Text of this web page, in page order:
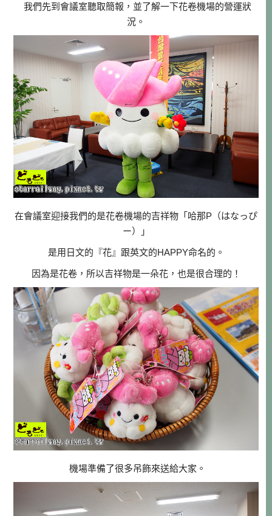
我們先到會議室聽取簡報，並了解一下花卷機場的營運狀
況。
在會議室迎接我們的是花卷機場的吉祥物「哈那P（はなっぴ
ー）」
是用日文的『花』跟英文的HAPPY命名的。
因為是花卷，所以吉祥物是一朵花，也是很合理的！
機場準備了很多吊飾來送給大家。